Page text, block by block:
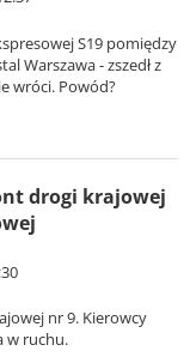
S19 pomiędzy
Warszawa - zszedł z
wróci. Powód?
drogi krajowej
nr 9. Kierowcy
w ruchu.